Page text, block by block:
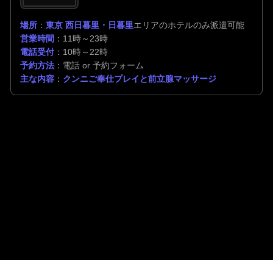
場所 ： 東京 西日暮里・日暮里エリアのホテルのみ派遣可能
営業時間 ：11時～23時
電話受付：10時～22時
予約方法 ：電話 or 予約フォーム
主な内容 ： クンニご奉仕プレイと前立腺マッサージ